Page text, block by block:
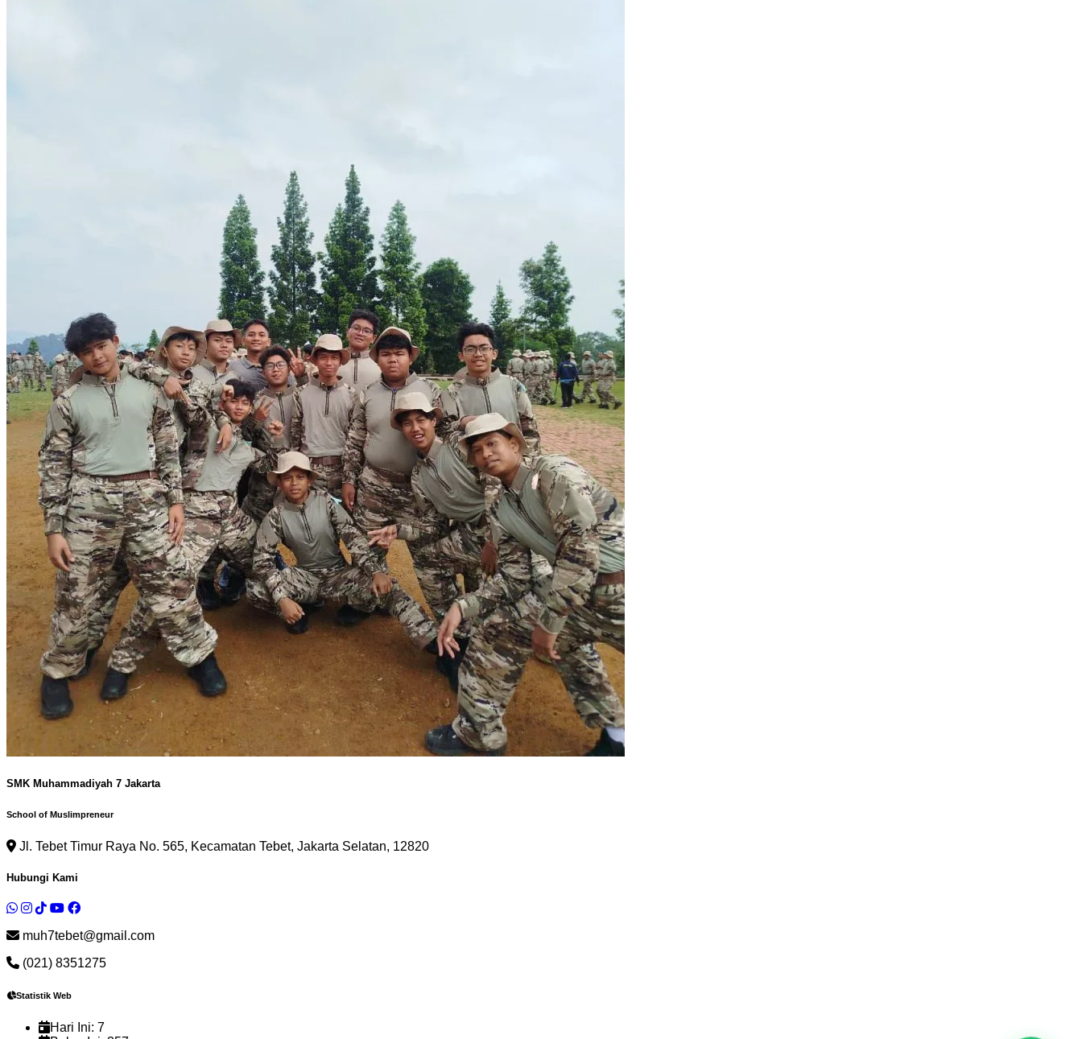
SMK Muhammadiyah 7 Jakarta
School of Muslimpreneur
Jl. Tebet Timur Raya No. 565, Kecamatan Tebet, Jakarta Selatan, 12820
Hubungi Kami
muh7tebet@gmail.com
(021) 8351275
Statistik Web
Hari Ini: 7